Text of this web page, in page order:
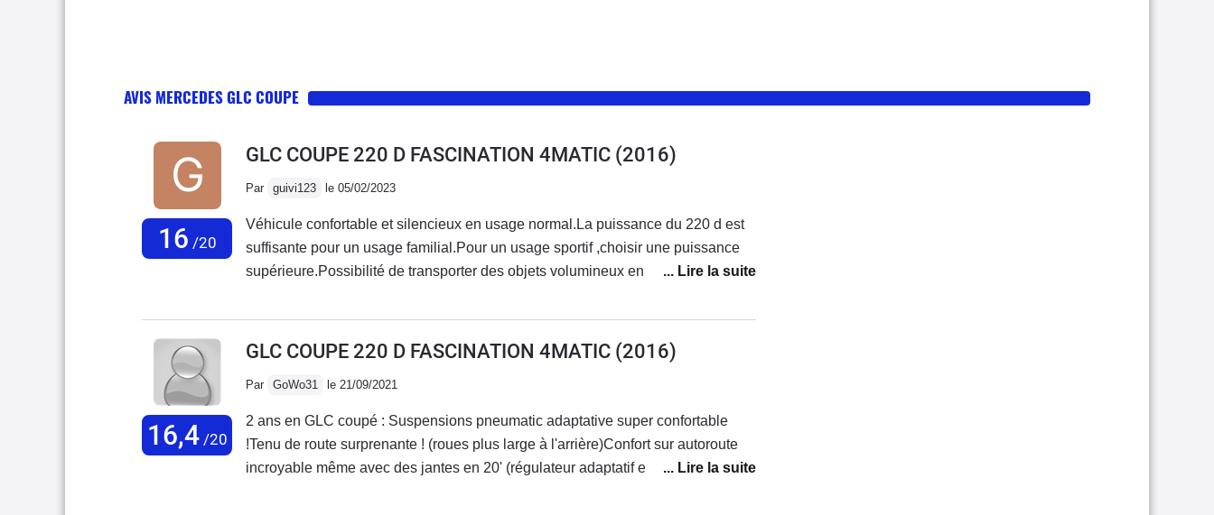
AVIS MERCEDES GLC COUPE
16 /20
GLC COUPE 220 D FASCINATION 4MATIC (2016)
Par guivi123 le 05/02/2023
Véhicule confortable et silencieux en usage normal.La puissance du 220 d est
suffisante pour un usage familial.Pour un usage sportif ,choisir une puissance
supérieure.Possibilité de transporter des objets volumineux en rabaissant la
étant bien équipée avec beaucoup d'équipements
16,4/20
GLC COUPE 220 D FASCINATION 4MATIC (2016)
Par GoWo31 le 21/09/2021
2 ans en GLC coupé : Suspensions pneumatic adaptative super confortable
!Tenu de route surprenante ! (roues plus large à l'arrière)Confort sur autoroute
incroyable même avec des jantes en 20' (régulateur adaptatif etc...)Moteur très